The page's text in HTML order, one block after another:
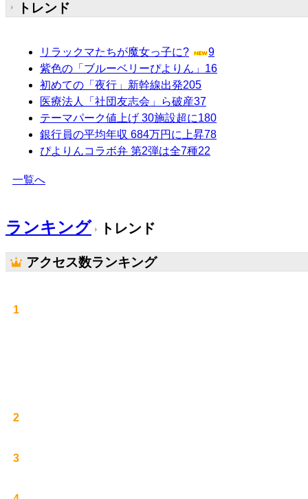
トレンド
リラックマたちが魔女っ子に?
9
紫色の「ブルーベリーぴよりん」 16
初めての「夜行」新幹線出発205
医療法人「社団友志会」ら破産37
テーマパーク値上げ 30施設超に180
銀行員の平均年収 684万円に上昇78
ぴよりんコラボ弁 第2弾は全7種22
一覧へ
ランキング トレンド
アクセス数ランキング
1
2
3